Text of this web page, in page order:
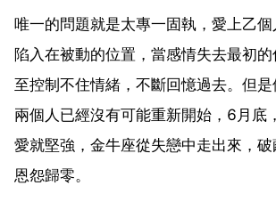
唯一的問題就是太專一固執，愛上乙
陷入在被動的位置，當感情失去最初
至控制不住情緒，不斷回憶過去。但是
兩個人已經沒有可能重新開始，6月底
愛就堅強，金牛座從失戀中走出來，
恩怨歸零。